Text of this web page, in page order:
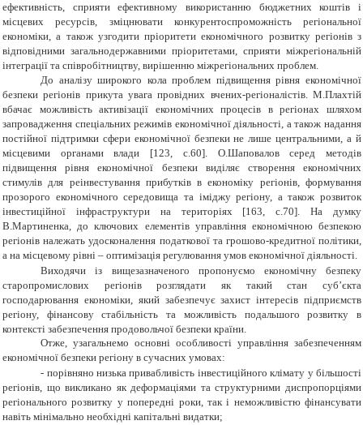
ефективність, сприяти ефективному використанню бюджетних коштів і
місцевих ресурсів, зміцнювати конкурентоспроможність регіональної
економіки, а також узгодити пріоритети економічного розвитку регіонів з
відповідними загальнодержавними пріоритетами, сприяти міжрегіональній
інтеграції та співробітництву, вирішенню міжрегіональних проблем.
До аналізу широкого кола проблем підвищення рівня економічної
безпеки регіонів прикута увага провідних вчених-регіоналістів. М.Плахтій
вбачає можливість активізації економічних процесів в регіонах шляхом
запровадження спеціальних режимів економічної діяльності, а також надання
постійної підтримки сфери економічної безпеки не лише центральними, а й
місцевими органами влади [123, с.60]. О.Шаповалов серед методів
підвищення рівня економічної безпеки виділяє створення економічних
стимулів для реінвестування прибутків в економіку регіонів, формування
прозорого економічного середовища та іміджу регіону, а також розвиток
інвестиційної інфраструктури на територіях [163, с.70]. На думку
В.Мартиненка, до ключових елементів управління економічною безпекою
регіонів належать удосконалення податкової та грошово-кредитної політики,
а на місцевому рівні – оптимізація регулювання умов економічної діяльності.
Виходячи із вищезазначеного пропонуємо економічну безпеку
старопромислових регіонів розглядати як такий стан суб’єкта
господарювання економіки, який забезпечує захист інтересів підприємств
регіону, фінансову стабільність та можливість подальшого розвитку в
контексті забезпечення продовольчої безпеки країни.
Отже, узагальнемо основні особливості управління забезпеченням
економічної безпеки регіону в сучасних умовах:
- порівняно низька привабливість інвестиційного клімату у більшості
регіонів, що викликано як деформаціями та структурними диспропорціями
регіонального розвитку у попередні роки, так і неможливістю фінансувати
навіть мінімально необхідні капітальні видатки;